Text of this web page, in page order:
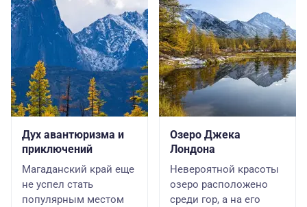
Дух авантюризма и
приключений
Магаданский край еще
не успел стать
популярным местом
Озеро Джека
Лондона
Невероятной красоты
озеро расположено
среди гор, а на его